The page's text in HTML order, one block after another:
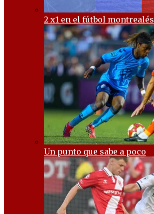
2 x1 en el fútbol montrealés
Un punto que sabe a poco